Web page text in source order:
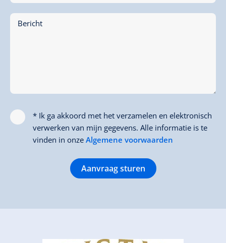
Bericht
* Ik ga akkoord met het verzamelen en elektronisch
verwerken van mijn gegevens. Alle informatie is te
vinden in onze Algemene voorwaarden
Aanvraag sturen